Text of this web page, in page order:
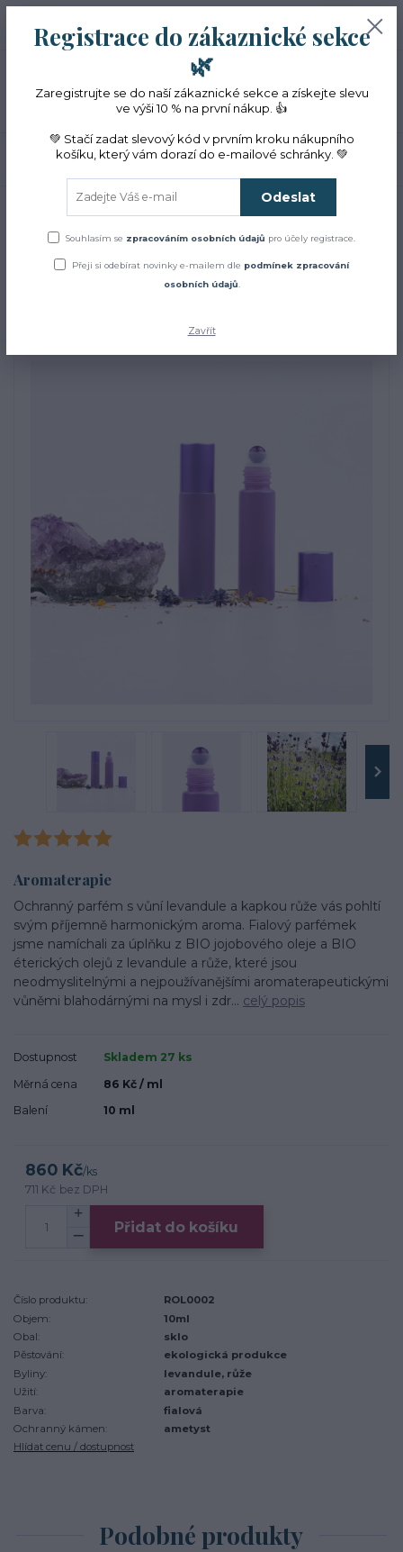
Menu
CZK
Hledat
(Po-Pá, 10-16 hod.)
0ks
0 Kč
Přírodní kosmetika Ochranné parfémy
Ochranný parfém s BIO
Ochranný parfém s BIO
levandulí a růží
Aromaterapie
Ochranný parfém s vůní levandule a kapkou růže vás pohltí
svým příjemně harmonickým aroma. Fialový parfémek
jsme namíchali za úplňku z BIO jojobového oleje a BIO
éterických olejů z levandule a růže, které jsou
neodmyslitelnými a nejpoužívanějšími aromaterapeutickými
vůněmi blahodárnými na mysl i zdr... celý popis
Dostupnost
Skladem 27 ks
Měrná cena
86 Kč / ml
Balení
10 ml
860 Kč/ks
711 Kč bez DPH
Přidat do košíku
Číslo produktu:
ROL0002
Objem:
10ml
Obal:
sklo
Pěstování:
ekologická produkce
Byliny:
levandule, růže
Užití:
aromaterapie
Barva:
fialová
Ochranný kámen:
ametyst
Hlídat cenu / dostupnost
Podobné produkty
Registrace do zákaznické sekce
🌿
Zaregistrujte se do naší zákaznické sekce a získejte slevu
ve výši 10 % na první nákup. 👍
💚 Stačí zadat slevový kód v prvním kroku nákupního
košíku, který vám dorazí do e-mailové schránky. 💚
Odeslat
Souhlasím se zpracováním osobních údajů pro účely registrace.
Přeji si odebírat novinky e-mailem dle podmínek zpracování
osobních údajů
Zavřít